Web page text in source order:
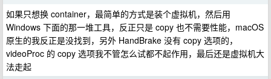
如果只想换 container，最简单的方式是装个虚拟机，然后用
Windows 下面的那一堆工具，反正只是 copy 也不需要性能，macOS
原生的我反正是没找到，另外 HandBrake 没有 copy 选项的，
videoProc 的 copy 选项我不管怎么试都不起作用，最后还是虚拟机大
法走起